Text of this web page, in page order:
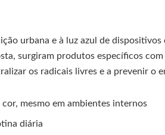
urbana e à luz azul de
surgiram produtos específicos
os radicais livres e a prevenir o
mesmo em ambientes internos
diária